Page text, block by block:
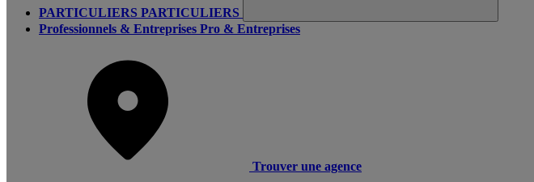
PARTICULIERS PARTICULIERS
Professionnels & Entreprises Pro & Entreprises
Trouver une agence